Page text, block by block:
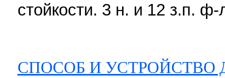
стойкости. 3 н. и 12 з.п.
СПОСОБ И УСТРОЙСТВО